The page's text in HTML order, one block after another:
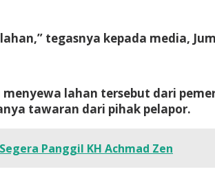
tegasnya kepada media,
lahan tersebut dari
tawaran dari pihak pelapor.
Panggil KH Achmad Zen